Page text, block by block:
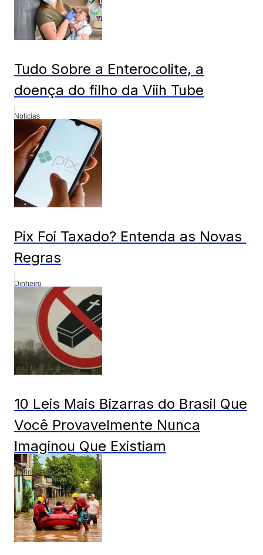
Tudo Sobre a Enterocolite, a
doença do filho da Viih Tube
Notícias
Pix Foi Taxado? Entenda as Novas
Regras
Dinheiro
10 Leis Mais Bizarras do Brasil Que
Você Provavelmente Nunca
Imaginou Que Existiam
Curiosidades